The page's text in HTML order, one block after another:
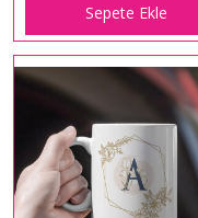
Sepete Ekle